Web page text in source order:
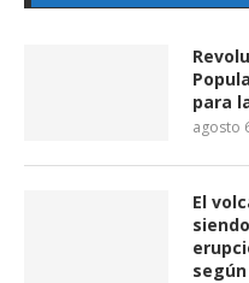
para
agosto
El